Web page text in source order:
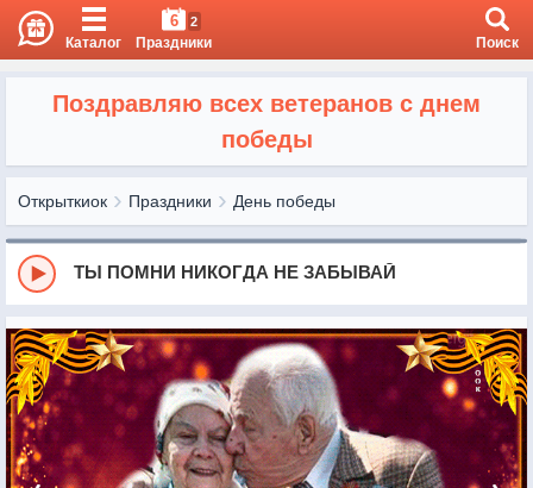
Каталог
6 2
Праздники Поиск
Поздравляю всех ветеранов с днем
победы
Открыткиок Праздники День победы
ТЫ ПОМНИ НИКОГДА НЕ ЗАБЫВАЙ